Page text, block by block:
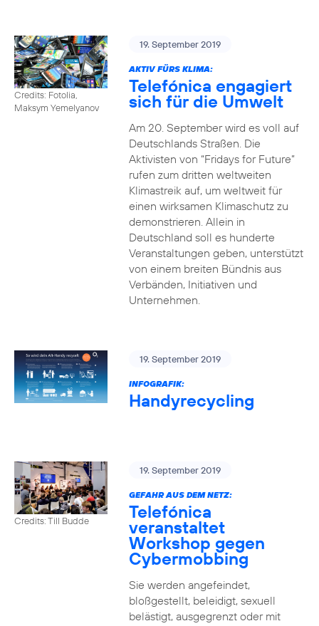
Credits: Fotolia,
Maksym Yemelyanov
19. September 2019
AKTIV FÜRS KLIMA:
Telefónica engagiert
sich für die Umwelt
Am 20. September wird es voll auf
Deutschlands Straßen. Die
Aktivisten von “Fridays for Future”
rufen zum dritten weltweiten
Klimastreik auf, um weltweit für
einen wirksamen Klimaschutz zu
demonstrieren. Allein in
Deutschland soll es hunderte
Veranstaltungen geben, unterstützt
von einem breiten Bündnis aus
Verbänden, Initiativen und
Unternehmen.
19. September 2019
INFOGRAFIK:
Handyrecycling
Credits: Till Budde
19. September 2019
GEFAHR AUS DEM NETZ:
Telefónica
veranstaltet
Workshop gegen
Cybermobbing
Sie werden angefeindet,
bloßgestellt, beleidigt, sexuell
belästigt, ausgegrenzt oder mit